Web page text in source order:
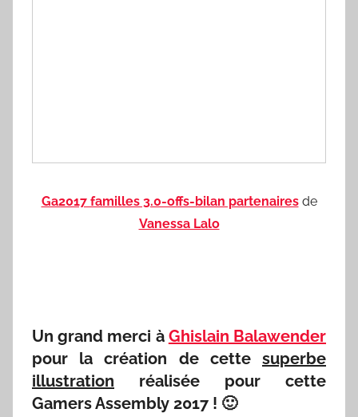
Ga2017 familles 3.0-offs-bilan partenaires de
Vanessa Lalo
Un grand merci à Ghislain Balawender
pour la création de cette superbe
illustration réalisée pour cette
Gamers Assembly 2017 ! 🙂